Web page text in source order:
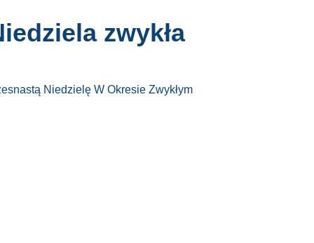
zwykła
Niedzielę W Okresie Zwykłym